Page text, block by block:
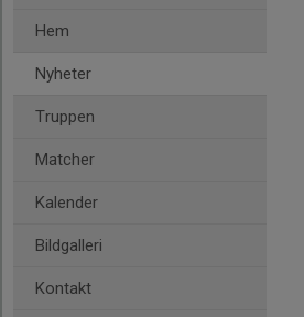
Hem
Nyheter
Truppen
Matcher
Kalender
Bildgalleri
Kontakt